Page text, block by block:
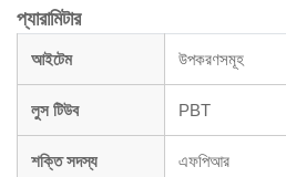
প্যারামিটার
আইটেম উপকরণসমূহ
লুস টিউব PBT
শক্তি সদস্য এফপিআর